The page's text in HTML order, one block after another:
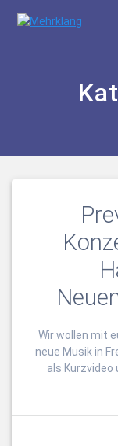
Wir wollen mit
neue Musik in
als